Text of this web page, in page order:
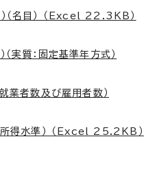
（名目） （Excel 22.3KB）
実質：固定基準年方式）
者数及び雇用者数）
得水準） （Excel 25.2KB）